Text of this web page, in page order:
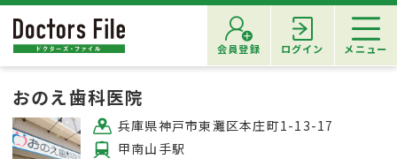
会員登録 ログイン メニュー
おのえ歯科医院
兵庫県神戸市東灘区本庄町1-13-17
甲南山手駅